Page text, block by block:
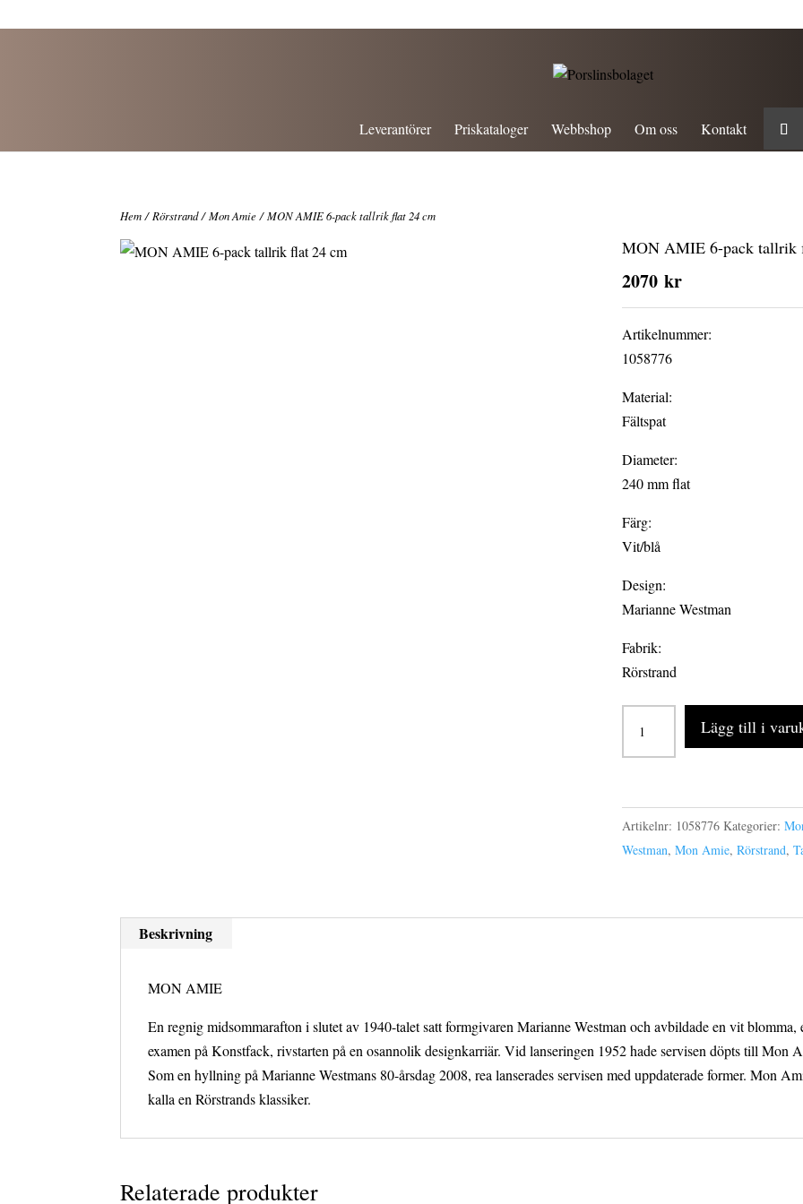
Leverantörer Priskataloger Webbshop Om oss Kontakt
Hem / Rörstrand/Mon Amie / MON AMIE 6-pack tallrik flat 24 cm
MON AMIE 6-pack tallrik
2070 kr
Artikelnummer:
1058776
Material:
Fältspat
Diameter:
240 mm flat
Färg:
Vit/blå
Design:
Marianne Westman
Fabrik:
Rörstrand
AMIE
6-
tallrik
flat
24
Lägg till i
Artikelnr: 1058776 Kategorier:
Westman, Mon Amie, Rörstrand,
Beskrivning
MON AMIE
En regnig midsommarafton i slutet av 1940-talet satt formgivaren Marianne Westman och avbildade en vit blomma,
examen på Konstfack, rivstarten på en osannolik designkarriär. Vid lanseringen 1952 hade servisen döpts till Mon
Som en hyllning på Marianne Westmans 80-årsdag 2008, rea lanserades servisen med uppdaterade former. Mon
kalla en Rörstrands klassiker.
Relaterade produkter